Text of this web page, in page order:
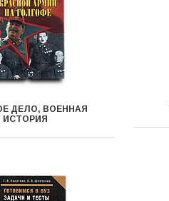
ДЕЛО, ВОЕННАЯ
ИСТОРИЯ